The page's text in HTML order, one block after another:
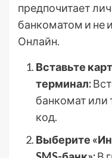
предпочитает
банкоматом и не
Онлайн.
Вставьте
терминал:
банкомат или
код.
Выберите